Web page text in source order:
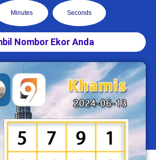
Minutes Seconds
Nombor Ekor Anda